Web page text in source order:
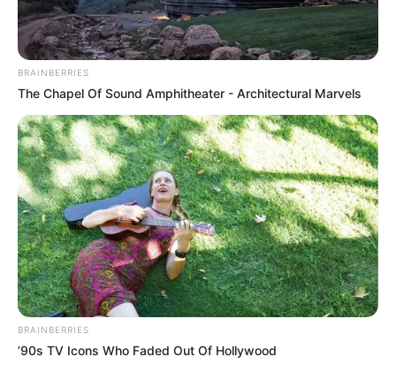
Nagyon remélem, hogy ebben a kicsit több mint
két évben adhattam neked valami pluszt, amitől
jobb ember lettél az alig 16 megélt éved alatt.… –
búcsúzott nevelőanyja a fiútól. Isten veled Patrik!
Szomorú szívvel tájékoztatjuk Barátainkat a
tragédiáról, Patrik itt hagyott minket tegnap este.
BRAINBERRIES
The Chapel Of Sound Amphitheater - Architectural Marvels
BRAINBERRIES
’90s TV Icons Who Faded Out Of Hollywood